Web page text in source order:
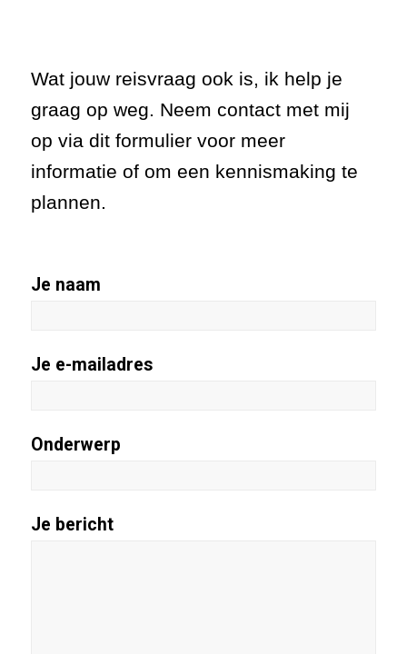
Wat jouw reisvraag ook is, ik help je
graag op weg. Neem contact met mij
op via dit formulier voor meer
informatie of om een kennismaking te
plannen.
Je naam
Je e-mailadres
Onderwerp
Je bericht